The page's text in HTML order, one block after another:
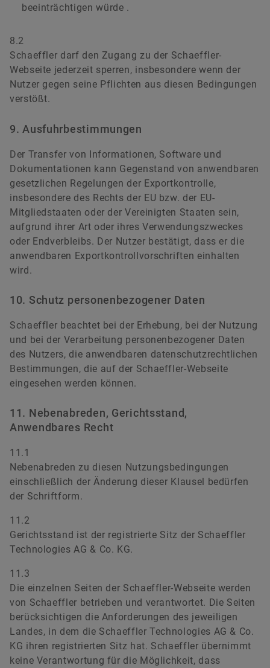
beeinträchtigen würde .
8.2
Schaeffler darf den Zugang zu der Schaeffler-
Webseite jederzeit sperren, insbesondere wenn der
Nutzer gegen seine Pflichten aus diesen Bedingungen
verstößt.
9. Ausfuhrbestimmungen
Der Transfer von Informationen, Software und
Dokumentationen kann Gegenstand von anwendbaren
gesetzlichen Regelungen der Exportkontrolle,
insbesondere des Rechts der EU bzw. der EU-
Mitgliedstaaten oder der Vereinigten Staaten sein,
aufgrund ihrer Art oder ihres Verwendungszweckes
oder Endverbleibs. Der Nutzer bestätigt, dass er die
anwendbaren Exportkontrollvorschriften einhalten
wird.
10. Schutz personenbezogener Daten
Schaeffler beachtet bei der Erhebung, bei der Nutzung
und bei der Verarbeitung personenbezogener Daten
des Nutzers, die anwendbaren datenschutzrechtlichen
Bestimmungen, die auf der Schaeffler-Webseite
eingesehen werden können.
11. Nebenabreden, Gerichtsstand,
Anwendbares Recht
11.1
Nebenabreden zu diesen Nutzungsbedingungen
einschließlich der Änderung dieser Klausel bedürfen
der Schriftform.
11.2
Gerichtsstand ist der registrierte Sitz der Schaeffler
Technologies AG & Co. KG.
11.3
Die einzelnen Seiten der Schaeffler-Webseite werden
von Schaeffler betrieben und verantwortet. Die Seiten
berücksichtigen die Anforderungen des jeweiligen
Landes, in dem die Schaeffler Technologies AG & Co.
KG ihren registrierten Sitz hat. Schaeffler übernimmt
keine Verantwortung für die Möglichkeit, dass